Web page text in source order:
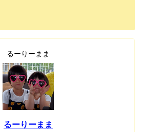
るーりーまま
るーりーまま